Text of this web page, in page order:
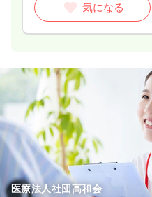
気になる
医療法人社団高和会